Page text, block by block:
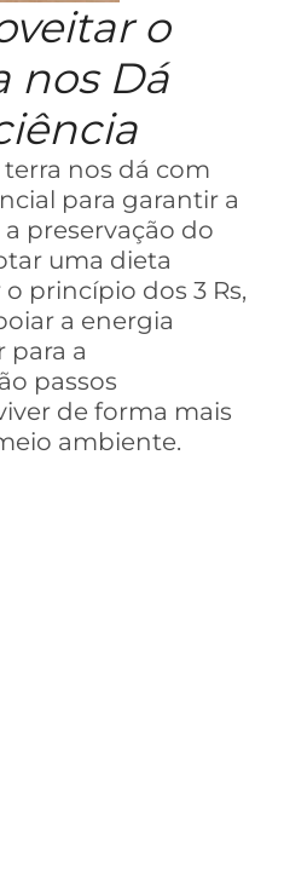
o
nos Dá
nos dá com
para garantir a
preservação do
uma dieta
princípio dos 3 Rs,
a energia
para a
passos
de forma mais
ambiente.